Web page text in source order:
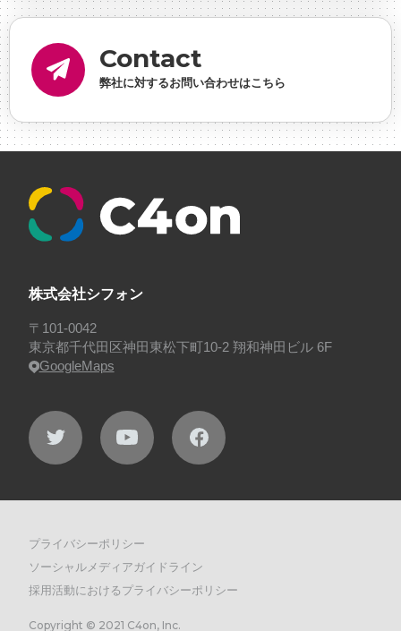
らん
#健康企業宣言 #健康優良法人 #入社式
#
理・ゲームPM
#勉強会
に理解した
#採用
#採用向け #新卒 #新卒採用
#歓迎会
ュー
#福利厚生
プロジェクト・サービス
#行事
Contact
弊社に対するお問い合わせはこちら
株式会社シフォン
〒101-0042
東京都千代田区神田東松下町10-2 翔和神田ビル 6F
GoogleMaps
プライバシーポリシー
ソーシャルメディアガイドライン
採用活動におけるプライバシーポリシー
Copyright © 2021 C4on, Inc.